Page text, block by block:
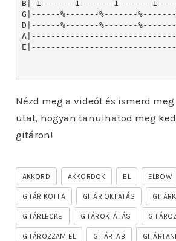
Nézd meg a videót és ismerd
utat, hogyan tanulhatod meg
gitáron!
AKKORD AKKORDOK EL ELBOW
GITÁR KOTTA GITÁR OKTATÁS
GITÁRLECKE GITÁROKTATÁS
GITÁROZZAM EL GITÁRTAB